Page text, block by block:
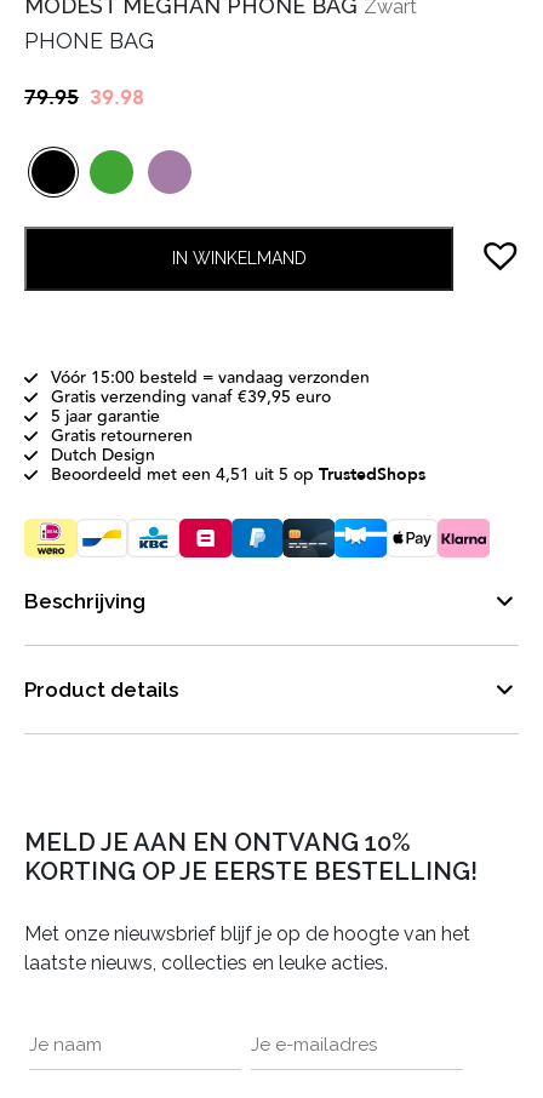
MODEST MEGHAN PHONE BAG Zwart
PHONE BAG
79.95 Oorspronkelijke
was:
€79.95.
39.98
is:
€39.98.
IN WINKELMAND
Vóór 15:00 besteld = vandaag verzonden
Gratis verzending vanaf €39,95 euro
5 jaar garantie
Gratis retourneren
Dutch Design
Beoordeeld met een 4,51 uit 5 op TrustedShops
Beschrijving
Product details
MELD JE AAN EN ONTVANG 10%
KORTING OP JE EERSTE BESTELLING!
Met onze nieuwsbrief blijf je op de hoogte van het
laatste nieuws, collecties en leuke acties.